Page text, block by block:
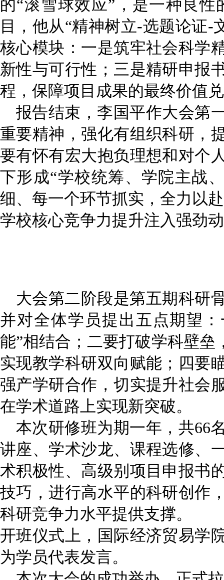
的“滚雪球效应”，是一种良
目，他从“精神树立-选题论证
核心模块：一是筑牢社会科学
新性与可行性；三是精研申报
程，保障项目成果的最终价值
报告结束，李国平作大会第
重要精神，强化有组织科研，
要有怀有宏大抱负理想和对个
下形成“学校统筹、学院主战
细、每一个环节抓实，全力以
学校核心竞争力提升注入强劲
大会第二 阶段是第五期科研
并对全体学员提出五点期望
能”相结合；二要打破学科壁
实现教学科研双向赋能；四要
强产学研合作，切实提升社会
在学术道路上实现新突破。
本次研修班为期一年，共66
讲座、学术沙龙、课程选修、
术积极性、高级别项目申报书
技巧，进行高水平的科研创作
科研竞争力水平提供支撑。
开班仪式上 ， 国际经济贸易学
为学员代表发言。